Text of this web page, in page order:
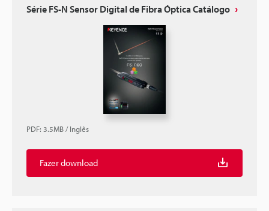
Série FS-N Sensor Digital de Fibra Óptica Catálogo
PDF: 3.5MB/Inglês
Fazer download